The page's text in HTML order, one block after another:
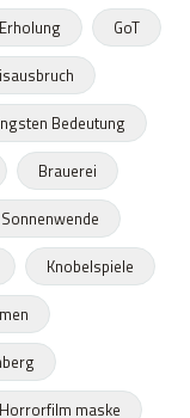
Erholung
GoT
Bedeutung
Brauerei
Sonnenwende
Knobelspiele
Horrorfilm maske